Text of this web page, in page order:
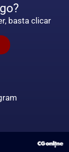
basta clicar